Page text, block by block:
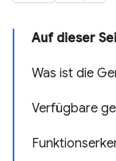
Auf dieser
Was ist die
Verfügbare